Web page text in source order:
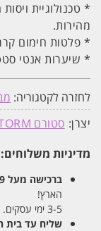
מהירות.
* פלטות חימום
* שיערות אנטי
לחזרה לקטגוריה:
יצרן: סטורם STORM
מדיניות משלוחים:
ברכישה מעל 199 ש"ח
הארץ!
3-5 ימי עסקים.
שליח עד בית